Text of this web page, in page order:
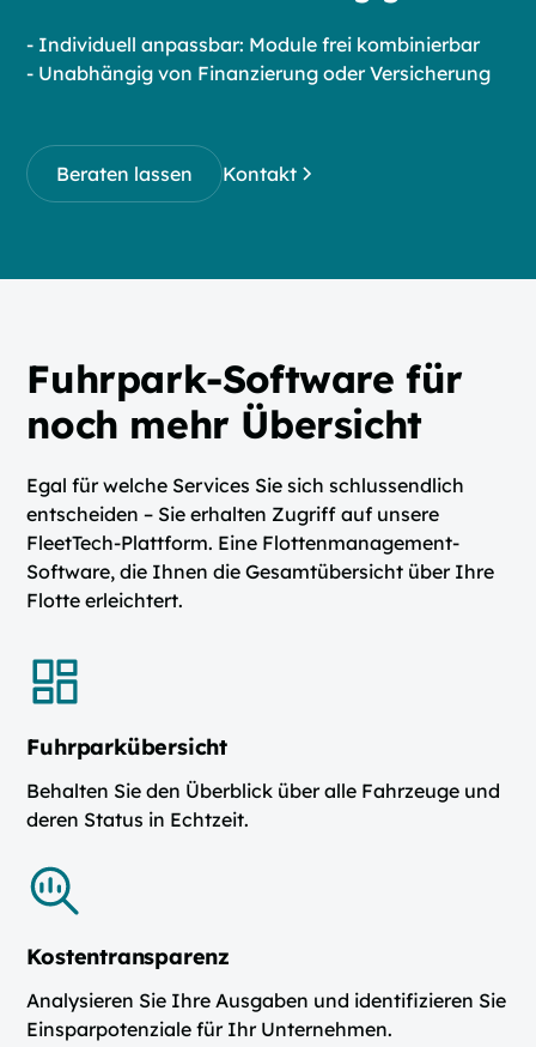
- Individuell anpassbar: Module frei kombinierbar
- Unabhängig von Finanzierung oder Versicherung
Beraten lassen Kontakt
Fuhrpark-Software für
noch mehr Übersicht
Egal für welche Services Sie sich schlussendlich
entscheiden – Sie erhalten Zugriff auf unsere
FleetTech-Plattform. Eine Flottenmanagement-
Software, die Ihnen die Gesamtübersicht über Ihre
Flotte erleichtert.
Fuhrparkübersicht
Behalten Sie den Überblick über alle Fahrzeuge und
deren Status in Echtzeit.
Kostentransparenz
Analysieren Sie Ihre Ausgaben und identifizieren Sie
Einsparpotenziale für Ihr Unternehmen.